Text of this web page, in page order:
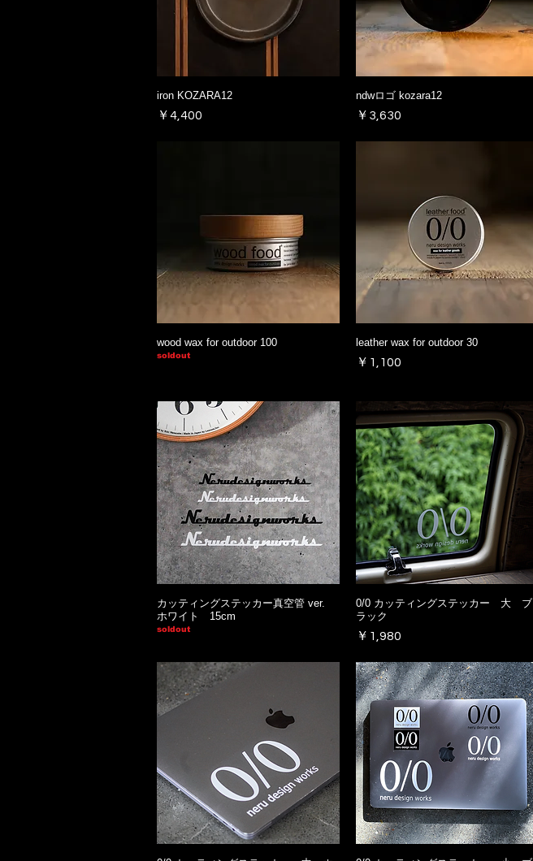
iron KOZARA12
価格
￥4,400
ndwロゴ kozara12
価格
￥3,630
wood wax for outdoor 100
soldout
leather wax for outdoor 30
価格
￥1,100
カッティングステッカー真空管 ver.
ホワイト 15cm
soldout
0/0 カッティングステッカー 大 ブ
ラック
価格
￥1,980